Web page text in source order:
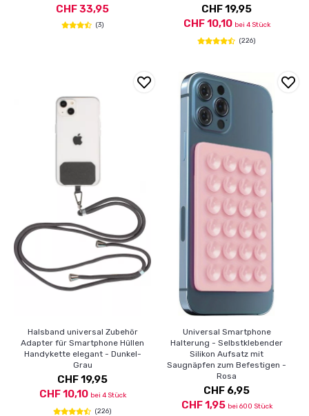
CHF 33,95
(3)
CHF 19,95
CHF 10,10 bei 4 Stück
(226)
Halsband universal Zubehör
Adapter für Smartphone Hüllen
Handykette elegant - Dunkel-
Grau
CHF 19,95
CHF 10,10 bei 4 Stück
(226)
Universal Smartphone
Halterung - Selbstklebender
Silikon Aufsatz mit
Saugnäpfen zum Befestigen -
Rosa
CHF 6,95
CHF 1,95 bei 600 Stück